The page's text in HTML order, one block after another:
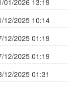
01/2026 13:19
12/2025 10:14
12/2025 01:19
12/2025 01:19
12/2025 01:31